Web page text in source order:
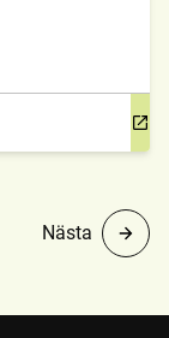
Nästa